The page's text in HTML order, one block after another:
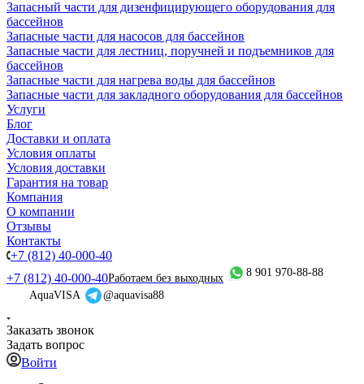
Запасный части для дизенфицирующего оборудования для
бассейнов
Запасные части для насосов для бассейнов
Запасные части для лестниц, поручней и подъемников для
бассейнов
Запасные части для нагрева воды для бассейнов
Запасные части для закладного оборудования для бассейнов
Услуги
Блог
Доставки и оплата
Условия оплаты
Условия доставки
Гарантия на товар
Компания
О компании
Отзывы
Контакты
+7 (812) 40-000-40
+7 (812) 40-000-40Работаем без выходных
8 901 970-88-88
AquaVISA
@aquavisa88
Заказать звонок
Задать вопрос
Войти